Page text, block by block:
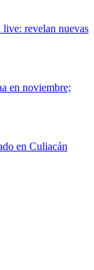
live: revelan nuevas
en noviembre;
en Culiacán